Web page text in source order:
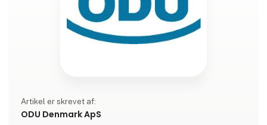
Artikel er skrevet af:
ODU Denmark ApS